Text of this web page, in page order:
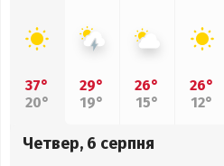
37°
20°
29°
19°
26°
15°
26°
12°
Четвер, 6 серпня